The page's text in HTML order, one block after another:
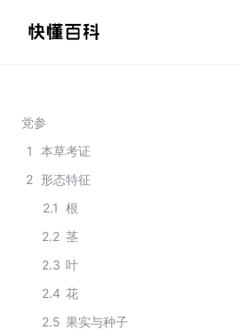
党参
1
本草考证
2 形态特征
2.1 根
2.2 茎
2.3 叶
2.4 花
2.5 果实与种子